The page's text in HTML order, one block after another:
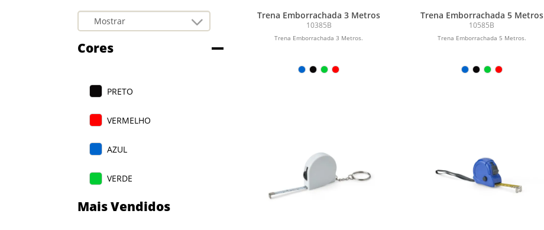
Cores
PRETO
VERMELHO
AZUL
VERDE
PRATA
Mais Vendidos
Trena Emborrachada 3 Metros
10385B
Trena Emborrachada 3 Metros.
Trena Emborrachada 5 Metros
10585B
Trena Emborrachada 5 Metros.